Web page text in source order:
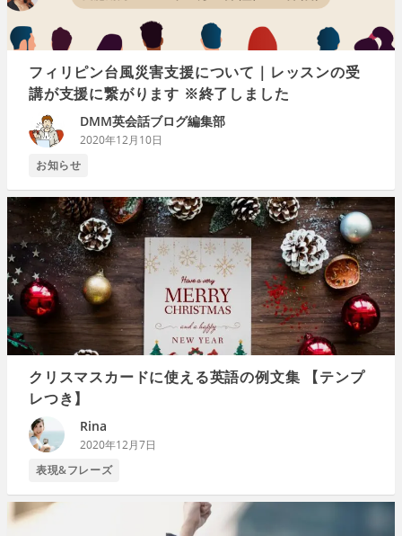
フィリピン台風災害支援について｜レッスンの受
講が支援に繋がります ※終了しました
DMM英会話ブログ編集部
2020年12月10日
お知らせ
クリスマスカードに使える英語の例文集 【テンプ
レつき】
Rina
2020年12月7日
表現&フレーズ